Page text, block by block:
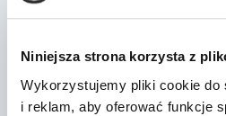
Niniejsza strona korzysta z
Wykorzystujemy pliki cookie do
i reklam, aby oferować funkcje
przedstawionej
wyprzedzić …